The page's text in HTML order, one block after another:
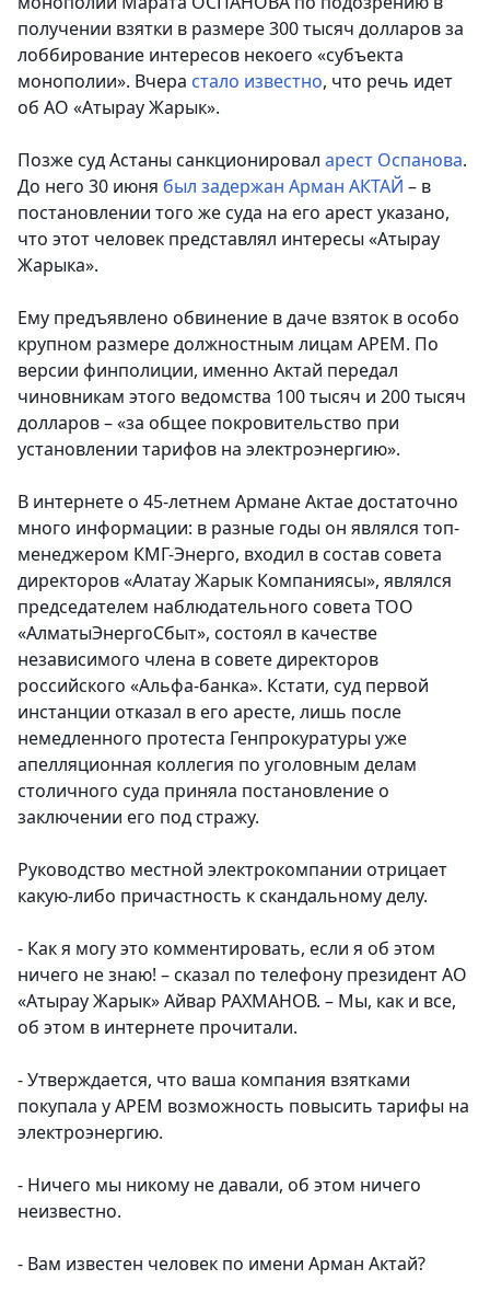
получении взятки в размере 300 тысяч долларов за
лоббирование интересов некоего «субъекта
монополии». Вчера стало известно, что речь идет
об АО «Атырау Жарык».
Позже суд Астаны санкционировал арест Оспанова.
До него 30 июня был задержан Арман АКТАЙ – в
постановлении того же суда на его арест указано,
что этот человек представлял интересы «Атырау
Жарыка».
Ему предъявлено обвинение в даче взяток в особо
крупном размере должностным лицам АРЕМ. По
версии финполиции, именно Актай передал
чиновникам этого ведомства 100 тысяч и 200 тысяч
долларов – «за общее покровительство при
установлении тарифов на электроэнергию».
В интернете о 45-летнем Армане Актае достаточно
много информации: в разные годы он являлся топ-
менеджером КМГ-Энерго, входил в состав совета
директоров «Алатау Жарык Компаниясы», являлся
председателем наблюдательного совета ТОО
«АлматыЭнергоСбыт», состоял в качестве
независимого члена в совете директоров
российского «Альфа-банка». Кстати, суд первой
инстанции отказал в его аресте, лишь после
немедленного протеста Генпрокуратуры уже
апелляционная коллегия по уголовным делам
столичного суда приняла постановление о
заключении его под стражу.
Руководство местной электрокомпании отрицает
какую-либо причастность к скандальному делу.
- Как я могу это комментировать, если я об этом
ничего не знаю! – сказал по телефону президент АО
«Атырау Жарык» Айвар РАХМАНОВ. – Мы, как и все,
об этом в интернете прочитали.
- Утверждается, что ваша компания взятками
покупала у АРЕМ возможность повысить тарифы на
электроэнергию.
- Ничего мы никому не давали, об этом ничего
неизвестно.
- Вам известен человек по имени Арман Актай?